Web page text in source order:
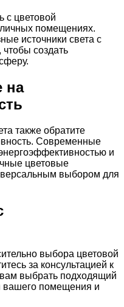
с цветовой
помещениях.
источники света с
создать
на
также обратите
Современные
и
цветовые
выбором для
выбора цветовой
за консультацией к
выбрать подходящий
вашего помещения и